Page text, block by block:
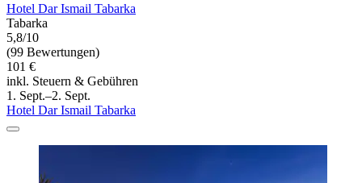
Hotel Dar Ismail Tabarka
Tabarka
5,8/10
(99 Bewertungen)
101 €
inkl. Steuern & Gebühren
1. Sept.–2. Sept.
Hotel Dar Ismail Tabarka